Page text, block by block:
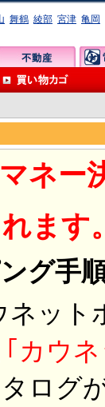
舞鶴 綾部 宮津 亀岡
ネー
ます
グ手
ット
｢カウ
ログ